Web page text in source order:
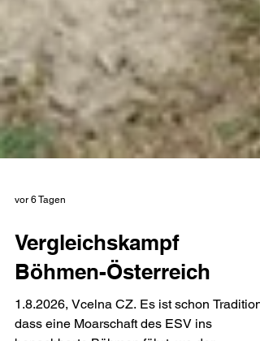
Vergleichskampf